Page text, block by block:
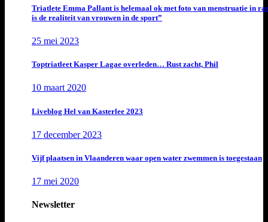
Triatlete Emma Pallant is helemaal ok met foto van menstruatie in
is de realiteit van vrouwen in de sport”
25 mei 2023
Toptriatleet Kasper Lagae overleden… Rust zacht, Phil
10 maart 2020
Liveblog Hel van Kasterlee 2023
17 december 2023
Vijf plaatsen in Vlaanderen waar open water zwemmen is toegestaan
17 mei 2020
Newsletter